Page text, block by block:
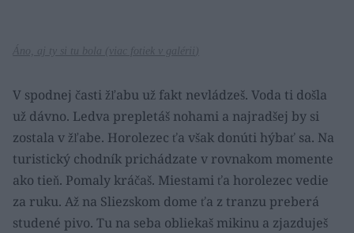
Áno, aj ty si tu bola ( viac fotiek v galérii )
V spodnej časti žľabu už fakt nevládzeš. Voda ti došla
už dávno. Ledva prepletáš nohami a najradšej by si
zostala v žľabe. Horolezec ťa však donúti hýbať sa. Na
turistický chodník prichádzate v rovnakom momente
ako tieň. Pomaly kráčaš. Miestami ťa horolezec vedie
za ruku. Až na Sliezskom dome ťa z tranzu preberá
studené pivo. Tu na seba obliekaš mikinu a zjazduješ